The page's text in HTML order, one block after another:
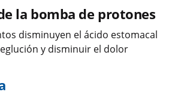
la bomba de protones
disminuyen el ácido estomacal
y disminuir el dolor